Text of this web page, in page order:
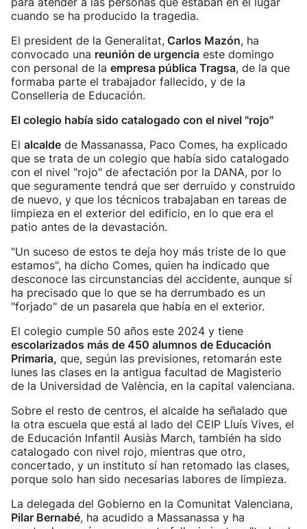
cuando se ha producido la tragedia.
El president de la Generalitat, Carlos Mazón, ha
convocado una reunión de urgencia este domingo
con personal de la empresa pública Tragsa, de la que
formaba parte el trabajador fallecido, y de la
Conselleria de Educación.
El colegio había sido catalogado con el nivel "rojo"
El alcalde de Massanassa, Paco Comes, ha explicado
que se trata de un colegio que había sido catalogado
con el nivel "rojo" de afectación por la DANA, por lo
que seguramente tendrá que ser derruido y construido
de nuevo, y que los técnicos trabajaban en tareas de
limpieza en el exterior del edificio, en lo que era el
patio antes de la devastación.
"Un suceso de estos te deja hoy más triste de lo que
estamos", ha dicho Comes, quien ha indicado que
desconoce las circunstancias del accidente, aunque sí
ha precisado que lo que se ha derrumbado es un
"forjado" de un pasarela que había en el exterior.
El colegio cumple 50 años este 2024 y tiene
escolarizados más de 450 alumnos de Educación
Primaria, que, según las previsiones, retomarán este
lunes las clases en la antigua facultad de Magisterio
de la Universidad de València, en la capital valenciana.
Sobre el resto de centros, el alcalde ha señalado que
la otra escuela que está al lado del CEIP Lluís Vives, el
de Educación Infantil Ausiàs March, también ha sido
catalogado con nivel rojo, mientras que otro,
concertado, y un instituto sí han retomado las clases,
porque solo han sido necesarias labores de limpieza.
La delegada del Gobierno en la Comunitat Valenciana,
Pilar Bernabé, ha acudido a Massanassa y ha